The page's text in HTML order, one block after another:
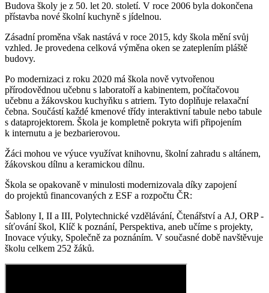
Budova školy je z 50. let 20. století. V roce 2006 byla dokončena
přístavba nové školní kuchyně s jídelnou.
Zásadní proměna však nastává v roce 2015, kdy škola mění svůj
vzhled. Je provedena celková výměna oken se zateplením pláště
budovy.
Po modernizaci z roku 2020 má škola nově vytvořenou
přírodovědnou učebnu s laboratoří a kabinentem, počítačovou
učebnu a žákovskou kuchyňku s atriem. Tyto doplňuje relaxační
čebna. Součástí každé kmenové třídy interaktivní tabule nebo tabule
s dataprojektorem. Škola je kompletně pokryta wifi připojením
k internutu a je bezbarierovou.
Žáci mohou ve výuce využívat knihovnu, školní zahradu s altánem,
žákovskou dílnu a keramickou dílnu.
Škola se opakovaně v minulosti modernizovala díky zapojení
do projektů financovaných z ESF a rozpočtu ČR:
Šablony I, II a III, Polytechnické vzdělávání, Čtenářství a AJ, ORP -
síťování škol, Klíč k poznání, Perspektiva, aneb učíme s projekty,
Inovace výuky, Společně za poznáním. V současné době navštěvuje
školu celkem 252 žáků.